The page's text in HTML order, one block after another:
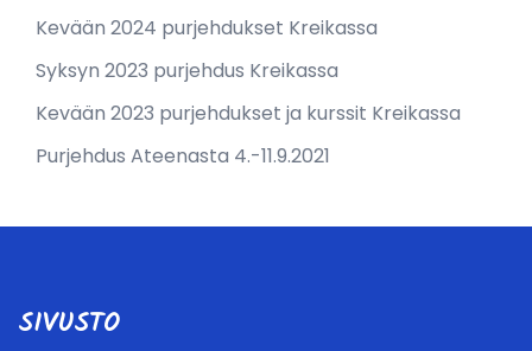
Kevään 2024 purjehdukset Kreikassa
Syksyn 2023 purjehdus Kreikassa
Kevään 2023 purjehdukset ja kurssit Kreikassa
Purjehdus Ateenasta 4.-11.9.2021
SIVUSTO